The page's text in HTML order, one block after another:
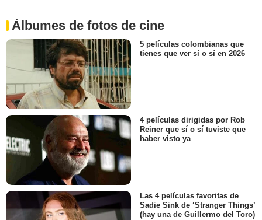
Álbumes de fotos de cine
5 películas colombianas que
tienes que ver sí o sí en 2026
4 películas dirigidas por Rob
Reiner que sí o sí tuviste que
haber visto ya
Las 4 películas favoritas de
Sadie Sink de ‘Stranger Things’
(hay una de Guillermo del Toro)